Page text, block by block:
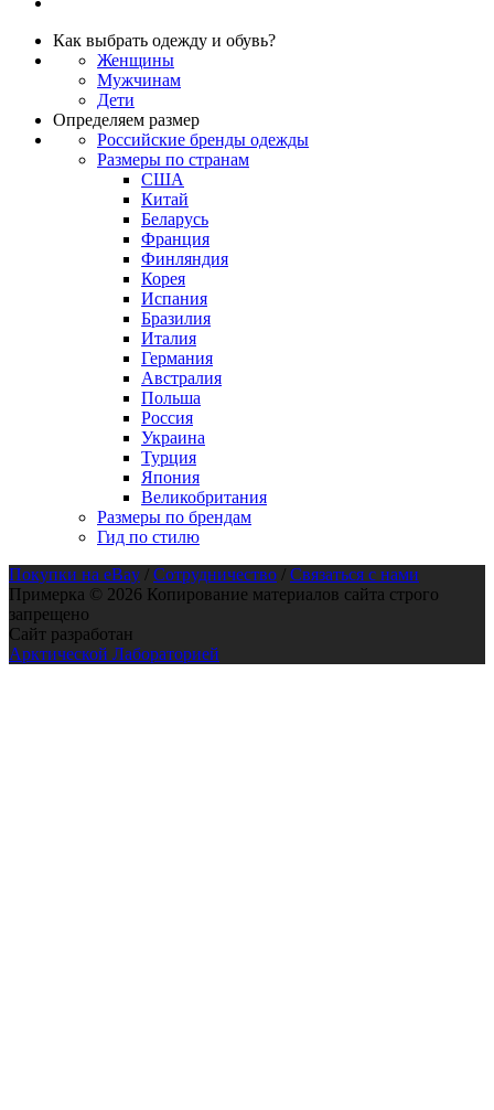
Как выбрать одежду и обувь?
Женщины
Мужчинам
Дети
Определяем размер
Российские бренды одежды
Размеры по странам
США
Китай
Беларусь
Франция
Финляндия
Корея
Испания
Бразилия
Италия
Германия
Австралия
Польша
Россия
Украина
Турция
Япония
Великобритания
Размеры по брендам
Гид по стилю
Покупки на eBay / Сотрудничество / Связаться с нами
Примерка © 2026 Копирование материалов сайта строго
запрещено
Сайт разработан
Арктической Лабораторией